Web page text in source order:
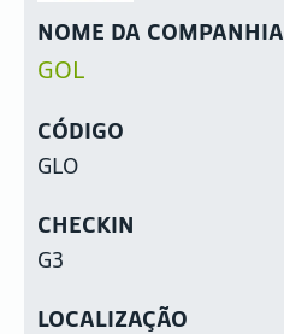
NOME DA COMPANHIA
GOL
CÓDIGO
GLO
CHECKIN
G3
LOCALIZAÇÃO